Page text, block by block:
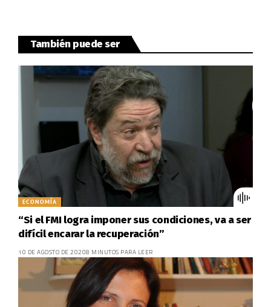
También puede ser
ECONOMÍA
“Si el FMI logra imponer sus condiciones, va a ser
difícil encarar la recuperación”
10 DE AGOSTO DE 20208 MINUTOS PARA LEER